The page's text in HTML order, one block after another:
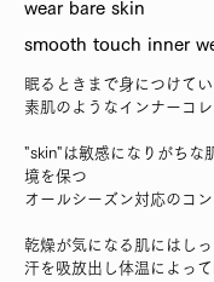
wear bare skin
smooth touch inner
眠るときまで身につけて
素肌のようなインナーコ
"skin"は敏感になりがちな
境を保つ
オールシーズン対応のコ
乾燥が気になる肌にはし
汗を吸放出し体温によっ